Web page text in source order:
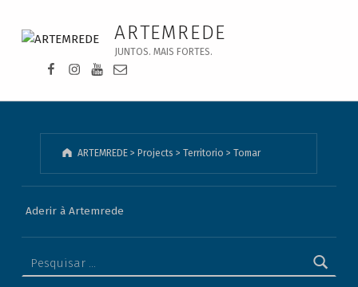
Tomar - ARTEMREDE
ARTEMREDE
JUNTOS. MAIS FORTES.
Facebook da Artemrede
Instagram da Artemrede
Youtube da Artemrede
Email para artemrede@artemrede.pt
ARTEMREDE> Projects > Territorio > Tomar
Aderir à Artemrede